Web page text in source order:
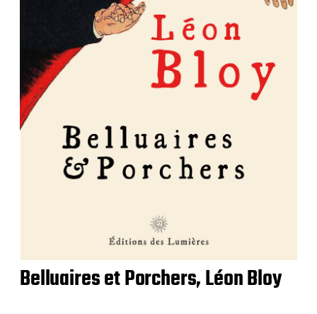
Belluaires et Porchers, Léon Bloy